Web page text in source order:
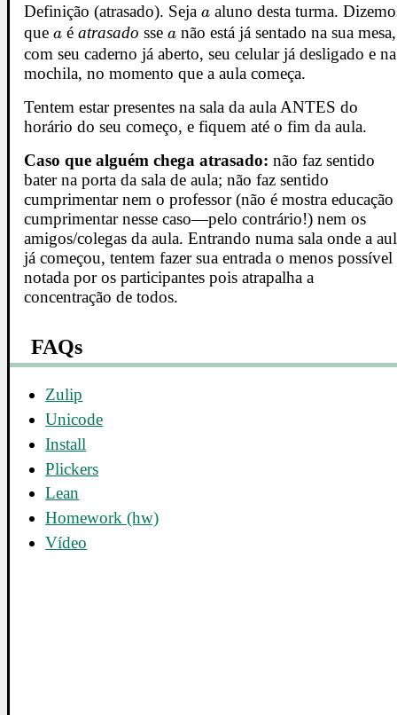
Definição (atrasado). Sejaa
a aluno desta turma.
quea
a éatrasado ssea
a não está já sentado na sua mesa,
com seu caderno já aberto, seu celular já desligado e na
mochila, no momento que a aula começa.
Tentem estar presentes na sala da aula ANTES do
horário do seu começo, e fiquem até o fim da aula.
Caso que alguém chega atrasado: não faz sentido
bater na porta da sala de aula; não faz sentido
cumprimentar nem o professor (não é mostra educação
cumprimentar nesse caso—pelo contrário!) nem os
amigos/colegas da aula. Entrando numa sala onde a
já começou, tentem fazer sua entrada o menos possível
notada por os participantes pois atrapalha a
concentração de todos.
FAQs
Zulip
Unicode
Install
Plickers
Lean
Homework (hw)
Vídeo